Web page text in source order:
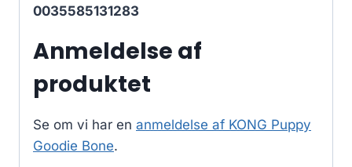
0035585131283
Anmeldelse af
produktet
Se om vi har en anmeldelse af KONG Puppy
Goodie Bone.